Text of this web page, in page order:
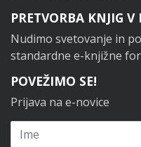
PRETVORBA KNJIG V
Nudimo svetovanje in
standardne e-knjižne
POVEŽIMO SE!
Prijava na e-novice